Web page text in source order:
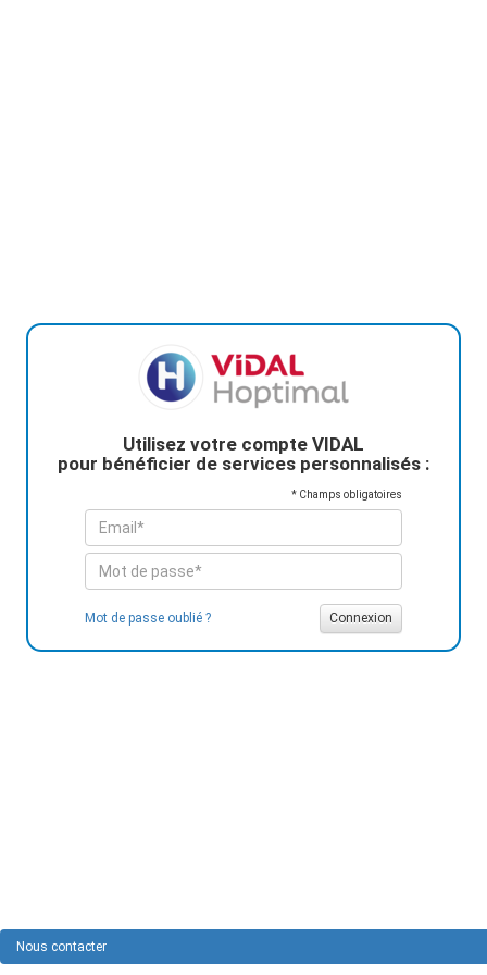
Utilisez votre compte VIDAL
pour bénéficier de services personnalisés :
* Champs obligatoires
Mot de passe oublié ?
Nous contacter